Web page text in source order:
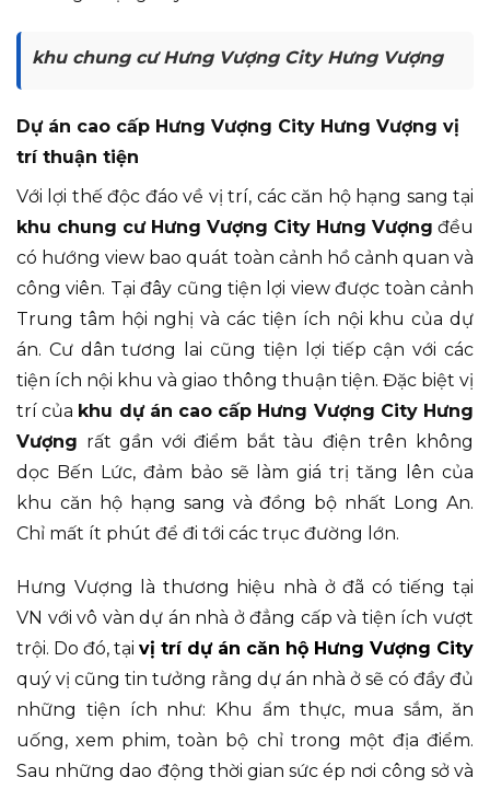
khu chung cư Hưng Vượng City Hưng Vượng
Dự án cao cấp Hưng Vượng City Hưng Vượng vị
trí thuận tiện
Với lợi thế độc đáo về vị trí, các căn hộ hạng sang tại
khu chung cư Hưng Vượng City Hưng Vượng đều
có hướng view bao quát toàn cảnh hồ cảnh quan và
công viên. Tại đây cũng tiện lợi view được toàn cảnh
Trung tâm hội nghị và các tiện ích nội khu của dự
án. Cư dân tương lai cũng tiện lợi tiếp cận với các
tiện ích nội khu và giao thông thuận tiện. Đặc biệt vị
trí của khu dự án cao cấp Hưng Vượng City Hưng
Vượng rất gần với điểm bắt tàu điện trên không
dọc Bến Lức, đảm bảo sẽ làm giá trị tăng lên của
khu căn hộ hạng sang và đồng bộ nhất Long An.
Chỉ mất ít phút để đi tới các trục đường lớn.
Hưng Vượng là thương hiệu nhà ở đã có tiếng tại
VN với vô vàn dự án nhà ở đẳng cấp và tiện ích vượt
trội. Do đó, tại vị trí dự án căn hộ Hưng Vượng City
quý vị cũng tin tưởng rằng dự án nhà ở sẽ có đầy đủ
những tiện ích như: Khu ẩm thực, mua sắm, ăn
uống, xem phim, toàn bộ chỉ trong một địa điểm.
Sau những dao động thời gian sức ép nơi công sở và